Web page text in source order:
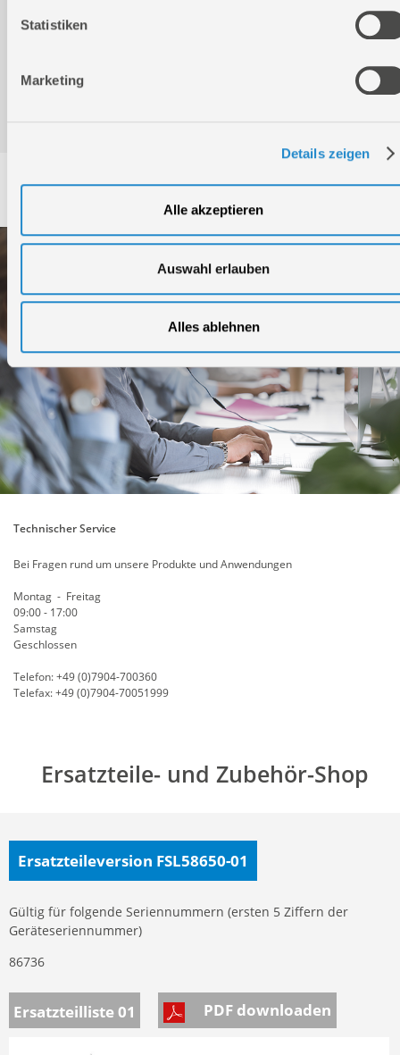
Statistiken
Marketing
Details zeigen
Alle akzeptieren
Auswahl erlauben
Alles ablehnen
Bedienungsanleitung / Warn-und Sicherheitshinweise
Service
Technischer Service
Bei Fragen rund um unsere Produkte und Anwendungen
Montag - Freitag
09:00 - 17:00
Samstag
Geschlossen
Telefon: +49 (0)7904-700360
Telefax: +49 (0)7904-70051999
Ersatzteile- und Zubehör-Shop
Ersatzteileversion FSL58650-01
Gültig für folgende Seriennummern (ersten 5 Ziffern der
Geräteseriennummer)
86736
Ersatzteilliste 01 PDF downloaden